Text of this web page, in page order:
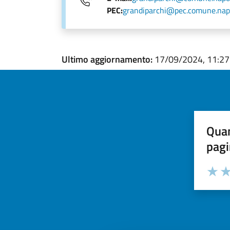
PEC:
Ultimo aggiornamento: 17/09/2024, 11:27
Valuta